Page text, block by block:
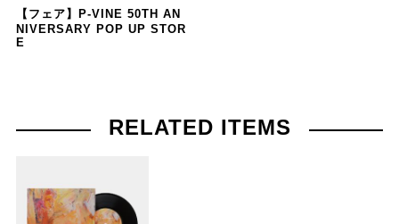
【フェア】P-VINE 50TH AN
NIVERSARY POP UP STOR
E
RELATED ITEMS